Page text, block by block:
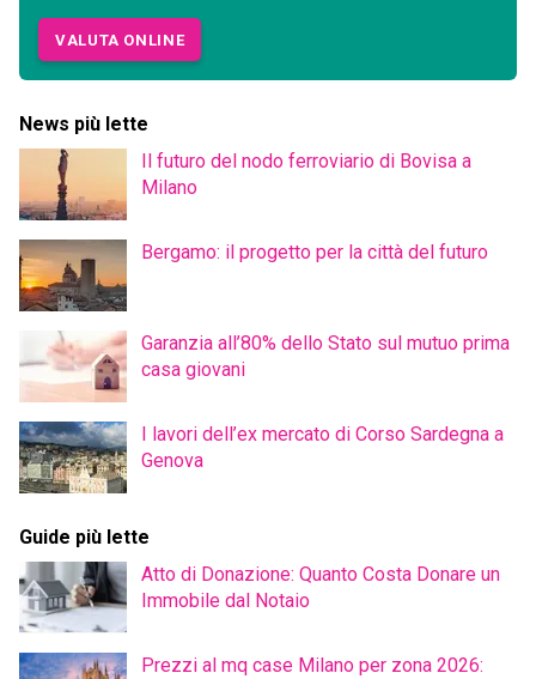
VALUTA ONLINE
News più lette
Il futuro del nodo ferroviario di Bovisa a
Milano
Bergamo: il progetto per la città del futuro
Garanzia all’80% dello Stato sul mutuo prima
casa giovani
I lavori dell’ex mercato di Corso Sardegna a
Genova
Guide più lette
Atto di Donazione: Quanto Costa Donare un
Immobile dal Notaio
Prezzi al mq case Milano per zona 2026: